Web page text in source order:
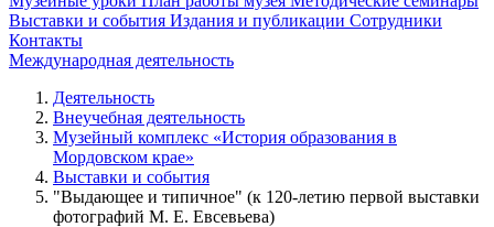
Выставки и события Издания и публикации Сотрудники
Контакты
Международная деятельность
Деятельность
Внеучебная деятельность
Музейный комплекс «История образования в
Мордовском крае»
Выставки и события
"Выдающее и типичное" (к 120-летию первой выставки
фотографий М. Е. Евсевьева)